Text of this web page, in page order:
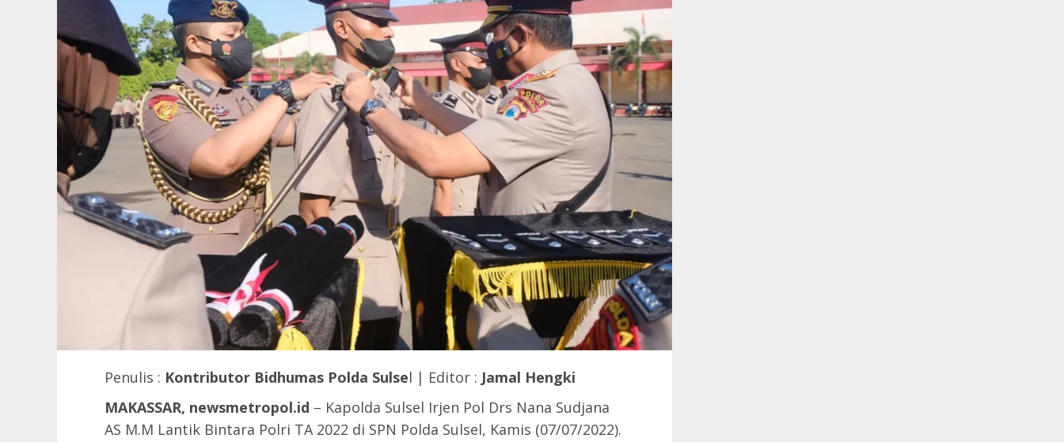
Penulis : Kontributor Bidhumas Polda Sulsel | Editor : Jamal Hengki
MAKASSAR, newsmetropol.id – Kapolda Sulsel Irjen Pol Drs Nana Sudjana
AS M.M Lantik Bintara Polri TA 2022 di SPN Polda Sulsel, Kamis (07/07/2022).